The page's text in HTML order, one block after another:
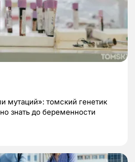
мутаций»: томский генетик
знать до беременности